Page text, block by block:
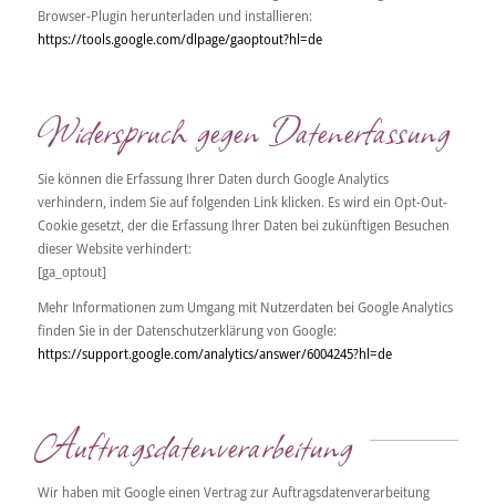
Browser-Plugin herunterladen und installieren:
https://tools.google.com/dlpage/gaoptout?hl=de
Widerspruch gegen Datenerfassung
Sie können die Erfassung Ihrer Daten durch Google Analytics
verhindern, indem Sie auf folgenden Link klicken. Es wird ein Opt-Out-
Cookie gesetzt, der die Erfassung Ihrer Daten bei zukünftigen Besuchen
dieser Website verhindert:
[ga_optout]
Mehr Informationen zum Umgang mit Nutzerdaten bei Google Analytics
finden Sie in der Datenschutzerklärung von Google:
https://support.google.com/analytics/answer/6004245?hl=de
Auftragsdatenverarbeitung
Wir haben mit Google einen Vertrag zur Auftragsdatenverarbeitung